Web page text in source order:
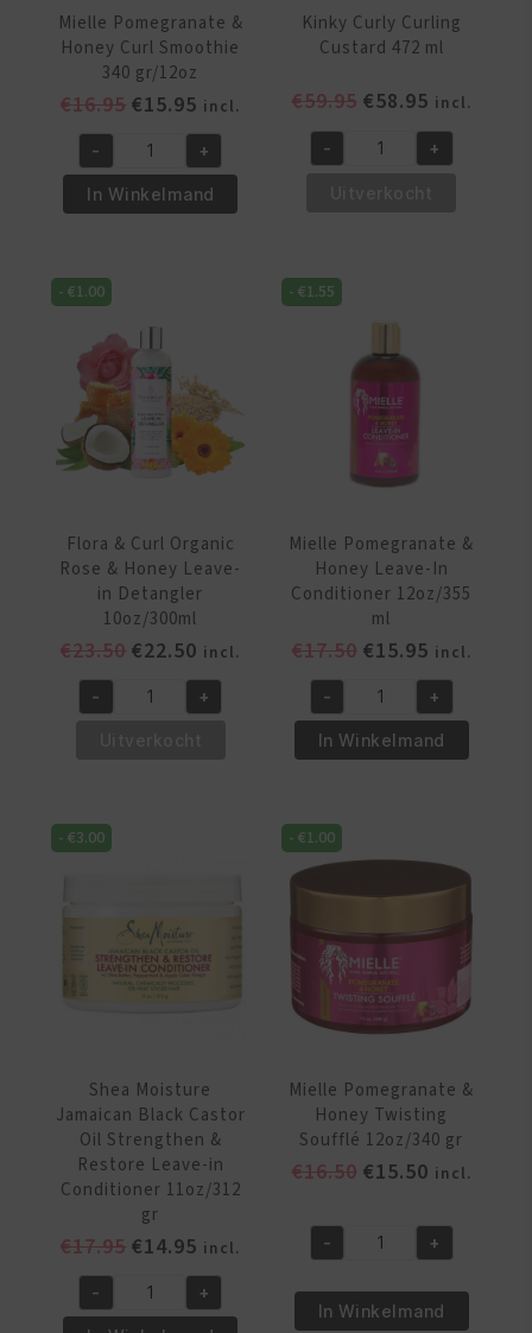
Mielle Pomegranate &
Honey Curl Smoothie
340 gr/12oz
€16.95 Oorspronkelijke
was:
€16.95.
€15.95 Huidige
prijs
is:
€15.95.
incl.
Mielle
Pomegranate
&
Curl
Smoothie
340
gr/12oz
aantal
- +
In Winkelmand
Kinky Curly Curling
Custard 472 ml
€59.95 Oorspronkelijke
was:
€58.95Huidige
prijs
is:
incl.
Kinky
472
ml
- +
-€1.00
Flora & Curl Organic
Rose & Honey Leave-
in Detangler
10oz/300ml
€23.50 Oorspronkelijke
was:
€22.50 Huidige
prijs
is:
incl.
Flora
Rose
&
Detangler
10oz/300ml
- +
-€1.55
Mielle Pomegranate &
Honey Leave-In
Conditioner 12oz/355
ml
€17.50 Oorspronkelijke
was:
€17.50.
€15.95Huidige
prijs
is:
€15.95.
incl.
Mielle
Pomegranate
&
Leave-
In
ml
aantal
- +
In Winkelmand
-€3.00
Shea Moisture
Jamaican Black Castor
Oil Strengthen &
Restore Leave-in
Conditioner 11oz/312
gr
€17.95 Oorspronkelijke
was:
€14.95 Huidige
prijs
is:
incl.
Shea
- +
-€1.00
Mielle Pomegranate &
Honey Twisting
Soufflé 12oz/340 gr
€16.50 Oorspronkelijke
€16.50.
€15.50Huidige
is:
€15.50.
incl.
Mielle
&
- +
In Winkelmand